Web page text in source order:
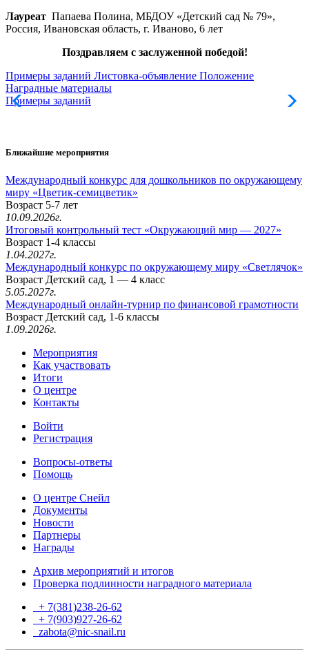
Лауреат Папаева Полина, МБДОУ «Детский сад № 79»,
Россия, Ивановская область, г. Иваново, 6 лет
Поздравляем с заслуженной победой!
Примеры заданий Листовка-объявление Положение
Наградные материалы
Примеры заданий
Ближайшие мероприятия
Международный конкурс для дошкольников по окружающему
миру «Цветик-семицветик»
Возраст 5-7 лет
10.09.2026г.
Итоговый контрольный тест «Окружающий мир — 2027»
Возраст 1-4 классы
1.04.2027г.
Международный конкурс по окружающему миру «Светлячок»
Возраст Детский сад, 1 — 4 класс
5.05.2027г.
Международный онлайн-турнир по финансовой грамотности
Возраст Детский сад, 1-6 классы
1.09.2026г.
Мероприятия
Как участвовать
Итоги
О центре
Контакты
Войти
Регистрация
Вопросы-ответы
Помощь
О центре Снейл
Документы
Новости
Партнеры
Награды
Архив мероприятий и итогов
Проверка подлинности наградного материала
+ 7(381)238-26-62
+ 7(903)927-26-62
zabota@nic-snail.ru